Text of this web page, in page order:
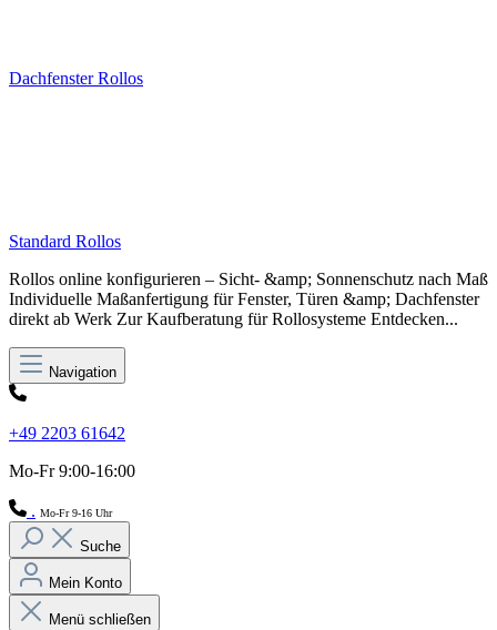
Dachfenster Rollos
Standard Rollos
Rollos online konfigurieren – Sicht- &amp; Sonnenschutz nach Maß
Individuelle Maßanfertigung für Fenster, Türen &amp; Dachfenster
direkt ab Werk Zur Kaufberatung für Rollosysteme Entdecken...
Navigation
+49 2203 61642
Mo-Fr 9:00-16:00
. Mo-Fr 9-16 Uhr
Suche
Mein Konto
Menü schließen